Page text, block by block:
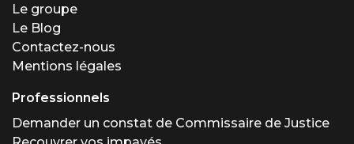
Le groupe
Le Blog
Contactez-nous
Mentions légales
Professionnels
Demander un constat de Commissaire de Justice